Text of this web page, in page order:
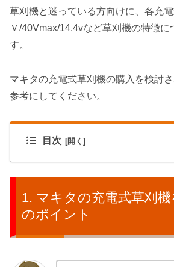
草刈機と迷っている方向けに、 各充
Ｖ/40Vmax/14.4vなど草刈機の特徴に
す。
マキタの充電式草刈機の購入を検討
参考にしてください。
目次
マキタの充電式草刈
のポイント